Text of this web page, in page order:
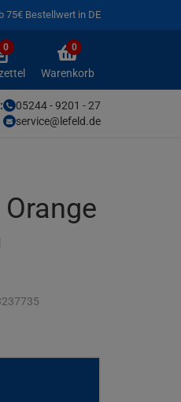
75€ Bestellwert in DE
0
Warenkorb
0
Warenkorb
05244 - 9201 - 27
service@lefeld.de